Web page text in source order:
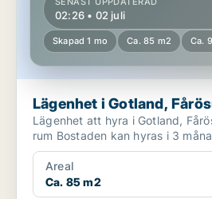
02:26 • 02 juli
Skapad 1 mo Ca. 85 m2 Ca.
Lägenhet i Gotland,
Lägenhet att hyra i Gotland, Fårösund
rum Bostaden kan hyras i 3
Areal
Ca. 85 m2